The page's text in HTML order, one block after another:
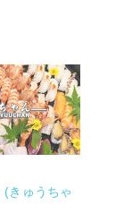
(きゅうちゃ